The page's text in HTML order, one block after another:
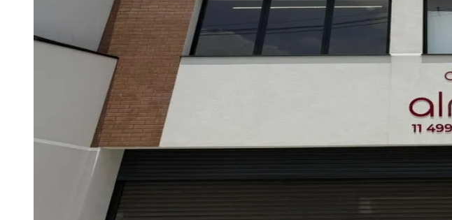
Anuncie Regional
Guia de Empresas
Vagas na Região
Novo
Portal Educacional
Agenda de Vestibulares
Vagas de Emprego
Concursos
Panorama Econômico
Panorama Econômico